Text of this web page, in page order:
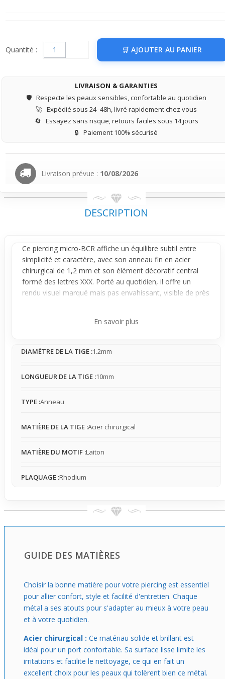
Quantité : AJOUTER AU PANIER
LIVRAISON & GARANTIES
🛡️ Respecte les peaux sensibles, confortable au quotidien
🚀 Expédié sous 24–48h, livré rapidement chez vous
🔄 Essayez sans risque, retours faciles sous 14 jours
🔒 Paiement 100% sécurisé
Livraison prévue : 10/08/2026
DESCRIPTION
Ce piercing micro-BCR affiche un équilibre subtil entre
simplicité et caractère, avec son anneau fin en acier
chirurgical de 1,2 mm et son élément décoratif central
formé des lettres XXX. Porté au quotidien, il offre un
rendu visuel marqué mais pas envahissant, visible de près
fermé par la bille centrale assure une bonne
trop imposante, créant un effet visuel concret et
présence se fait sentir, authentique sans être
associer avec d’autres accessoires, ce micro-BCR
s’intègre aussi bien à un look décontracté qu’à des styles
vous offrent une touche personnelle à chaque occasion,
limiter à une zone précise.
En savoir plus
DIAMÈTRE DE LA TIGE :1.2mm
LONGUEUR DE LA TIGE :10mm
TYPE :Anneau
MATIÈRE DE LA TIGE :Acier chirurgical
MATIÈRE DU MOTIF :Laiton
PLAQUAGE :Rhodium
GUIDE DES MATIÈRES
Choisir la bonne matière pour votre piercing est essentiel
pour allier confort, style et facilité d'entretien. Chaque
métal a ses atouts pour s'adapter au mieux à votre peau
et à votre quotidien.
Acier chirurgical : Ce matériau solide et brillant est
idéal pour un port confortable. Sa surface lisse limite les
irritations et facilite le nettoyage, ce qui en fait un
excellent choix pour les peaux qui tolèrent bien ce métal.